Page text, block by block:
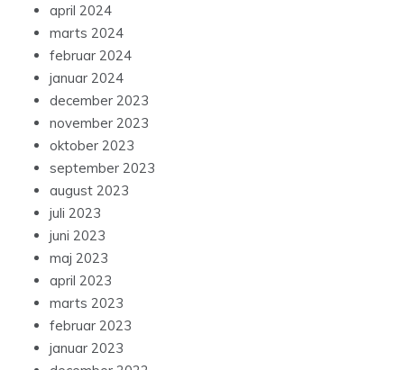
april 2024
marts 2024
februar 2024
januar 2024
december 2023
november 2023
oktober 2023
september 2023
august 2023
juli 2023
juni 2023
maj 2023
april 2023
marts 2023
februar 2023
januar 2023